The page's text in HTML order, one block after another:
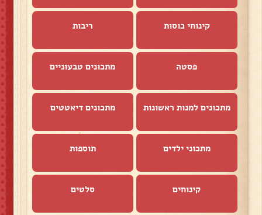
קינוחי כוסות ריבות
פסטה מתכונים טבעוניים
מתכונים למנות ראשונות מתכונים דיאטטים
מתכוני ילדים תוספות
קינוחים סלטים